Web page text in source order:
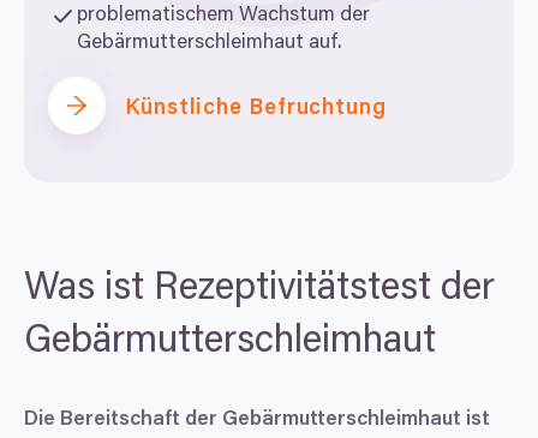
problematischem Wachstum der
Gebärmutterschleimhaut auf.
Künstliche Befruchtung
Was ist Rezeptivitätstest der
Gebärmutterschleimhaut
Die Bereitschaft der Gebärmutterschleimhaut ist